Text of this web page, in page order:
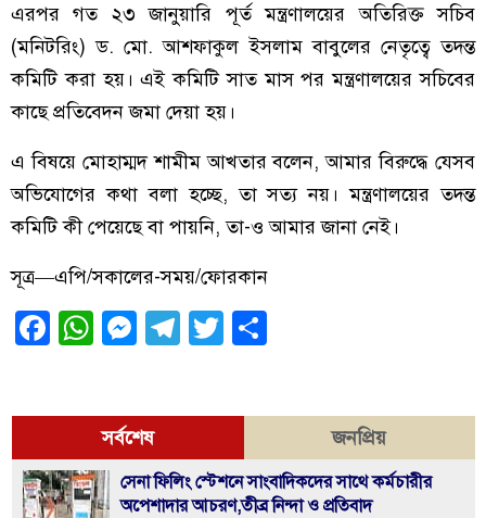
এরপর গত ২৩ জানুয়ারি পূর্ত মন্ত্রণালয়ের অতিরিক্ত সচিব
(মনিটরিং) ড. মো. আশফাকুল ইসলাম বাবুলের নেতৃত্বে তদন্ত
কমিটি করা হয়। এই কমিটি সাত মাস পর মন্ত্রণালয়ের সচিবের
কাছে প্রতিবেদন জমা দেয়া হয়।
এ বিষয়ে মোহাম্মদ শামীম আখতার বলেন, আমার বিরুদ্ধে যেসব
অভিযোগের কথা বলা হচ্ছে, তা সত্য নয়। মন্ত্রণালয়ের তদন্ত
কমিটি কী পেয়েছে বা পায়নি, তা-ও আমার জানা নেই।
সূত্র—এপি/সকালের-সময়/ফোরকান
Facebook
WhatsApp
Messenger
Telegram
Twitter
সর্বশেষ জনপ্রিয়
সেনা ফিলিং স্টেশনে সাংবাদিকদের সাথে কর্মচারীর
অপেশাদার আচরণ,তীব্র নিন্দা ও প্রতিবাদ